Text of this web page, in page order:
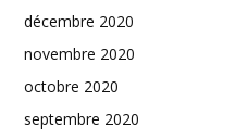
décembre 2020
novembre 2020
octobre 2020
septembre 2020